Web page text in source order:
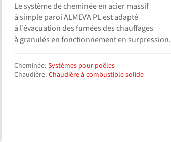
Le système de cheminée en acier massif
à simple paroi ALMEVA PL est adapté
à l’évacuation des fumées des chauffages
à granulés en fonctionnement en surpression.
Cheminée: Systèmes pour poêles
Chaudière: Chaudière à combustible solide